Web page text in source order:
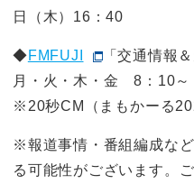
日（木）16：40
◆FMFUJI
「交通情報＆
月・火・木・金 8：10～
※20秒CM（まもかーる
※報道事情・番組編成な
る可能性がございます。